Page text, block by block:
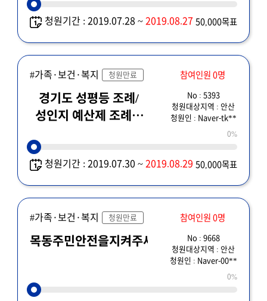
청원기간 : 2019.07.28 ~2019.08.27 50,000목표
#가족·보건·복지 청원만료 참여인원 0명
경기도 성평등 조례/
성인지 예산제 조례에
이전) 관련 긴급 청원
No : 5393
청원대상지역 : 안산
청원인 : Naver-tk**
0%
청원기간 : 2019.07.30 ~2019.08.29 50,000목표
#가족·보건·복지 청원만료 참여인원 0명
목동주민안전을지켜주세요
No : 9668
청원대상지역 : 안산
청원인 : Naver-00**
0%